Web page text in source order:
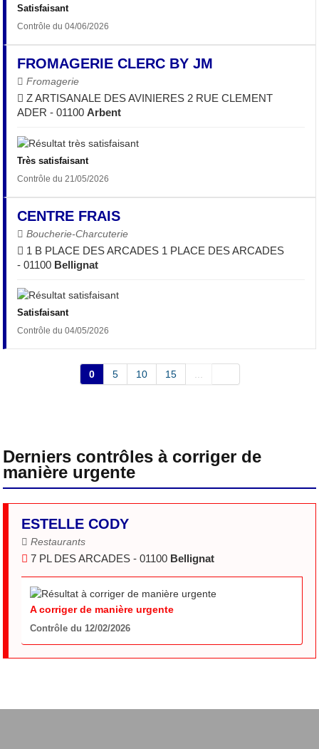
Satisfaisant
Contrôle du 04/06/2026
FROMAGERIE CLERC BY JM
Fromagerie
Z ARTISANALE DES AVINIERES 2 RUE CLEMENT
ADER - 01100Arbent
Très satisfaisant
Contrôle du 21/05/2026
CENTRE FRAIS
Boucherie-Charcuterie
1 B PLACE DES ARCADES 1 PLACE DES ARCADES
- 01100 Bellignat
Satisfaisant
Contrôle du 04/05/2026
0 5 10 15
Derniers contrôles à corriger de
manière urgente
ESTELLE CODY
Restaurants
7 PL DES ARCADES - 01100 Bellignat
A corriger de manière urgente
Contrôle du 12/02/2026